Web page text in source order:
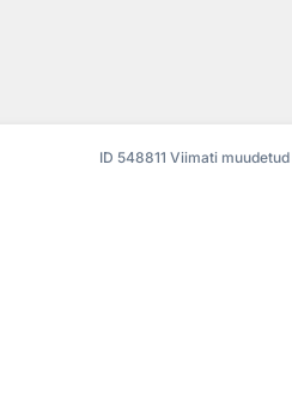
ID 548811 Viimati muudetud